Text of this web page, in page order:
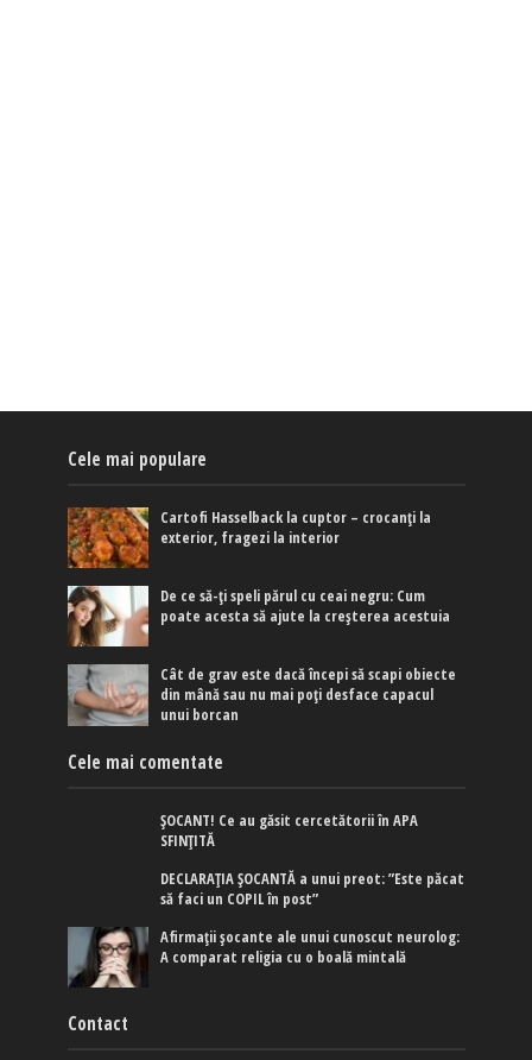
Cele mai populare
Cartofi Hasselback la cuptor – crocanți la
exterior, fragezi la interior
De ce să-ți speli părul cu ceai negru: Cum
poate acesta să ajute la creșterea acestuia
Cât de grav este dacă începi să scapi obiecte
din mână sau nu mai poți desface capacul
unui borcan
Cele mai comentate
ȘOCANT! Ce au găsit cercetătorii în APA
SFINȚITĂ
DECLARAȚIA ȘOCANTĂ a unui preot: ”Este păcat
să faci un COPIL în post”
Afirmaţii şocante ale unui cunoscut neurolog:
A comparat religia cu o boală mintală
Contact